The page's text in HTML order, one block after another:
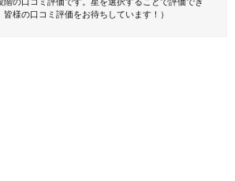
皆様の口コミ評価をお待ちしています！）